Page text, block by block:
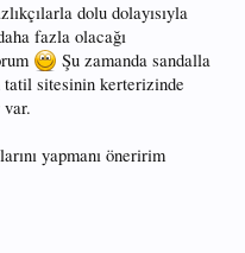
dolu dolayısıyla
fazla olacağı
Şu zamanda sandalla
tatil sitesinin kerterizinde
yapmanı öneririm